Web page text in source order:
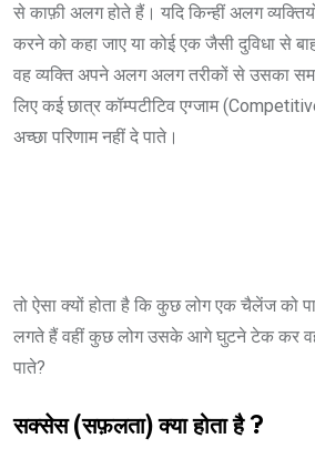
से काफ़ी अलग होते हैं। यदि किन्हीं अलग
करने को कहा जाए या कोई एक जैसी दुविधा से
वह व्यक्ति अपने अलग अलग तरीकों से उसका
लिए कई छात्र कॉम्पटीटिव एग्जाम
अच्छा परिणाम नहीं दे पाते।
तो ऐसा क्यों होता है कि कुछ लोग एक चैलेंज को
लगते हैं वहीं कुछ लोग उसके आगे घुटने टेक कर
पाते?
सक्सेस (सफ़लता) क्या होता है ?